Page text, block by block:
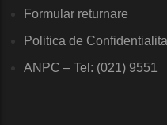
Formular returnare
Politica de
ANPC – Tel: (021) 9551